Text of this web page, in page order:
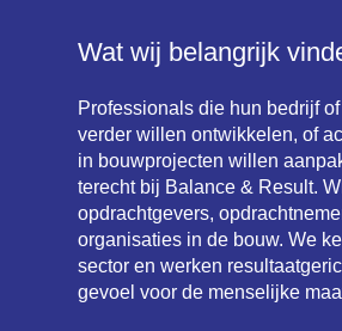
Wat wij belangrijk
Professionals die hun bedrijf
verder willen ontwikkelen, of
in bouwprojecten willen
terecht bij Balance & Result.
opdrachtgevers,
organisaties in de bouw. We
sector en werken
gevoel voor de menselijke